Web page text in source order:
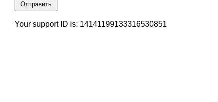
Отправить
Your support ID is: 14141199133316530851